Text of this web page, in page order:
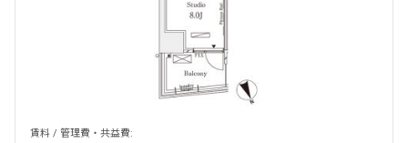
賃料 / 管理費・共益費: